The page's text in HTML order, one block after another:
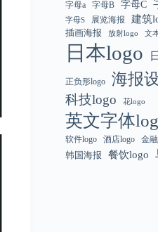
字母a 字母B 字母C
字母S 展览海报 建筑
插画海报 放射logo 文
日本logo
正负形logo 海报
科技logo 花logo
英文字体
软件logo
酒店logo 金
韩国海报
餐饮logo